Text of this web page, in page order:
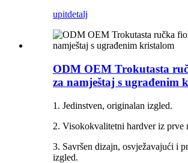
upitdetalj
ODM OEM Trokutasta
za namještaj s ugrađenim
1. Jedinstven, originalan izgled.
2. Visokokvalitetni hardver iz prve
3. Savršen dizajn, osvježavajući i
izgled.